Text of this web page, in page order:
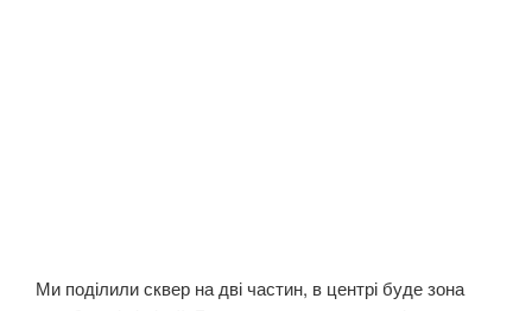
Ми поділили сквер на дві частин, в центрі буде зона